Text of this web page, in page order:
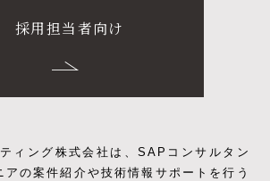
採用担当者向け
ィング株式会社は、SAPコンサルタン
アの案件紹介や技術情報サポートを行う